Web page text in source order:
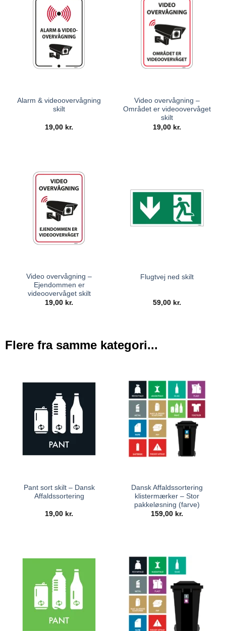
Alarm & videoovervågning
skilt
19,00 kr.
Video overvågning –
Området er videoovervåget
skilt
19,00 kr.
Video overvågning –
Ejendommen er
videoovervåget skilt
19,00 kr.
Flugtvej ned skilt
59,00 kr.
Flere fra samme kategori...
Pant sort skilt – Dansk
Affaldssortering
19,00 kr.
Dansk Affaldssortering
klistermærker – Stor
pakkeløsning (farve)
159,00 kr.